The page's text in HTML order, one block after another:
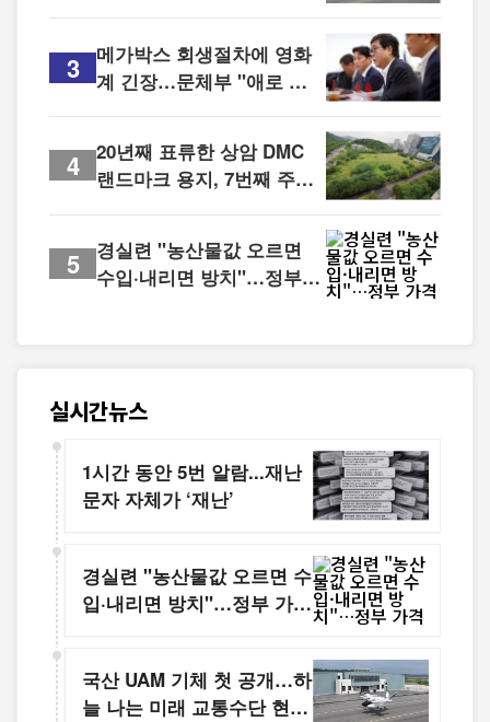
3
메가박스 회생절차에 영화
계 긴장…문체부 "애로 접
4
20년째 표류한 상암 DMC
랜드마크 용지, 7번째 주인
5
경실련 "농산물값 오르면
수입·내리면 방치"…정부
실시간뉴스
1시간 동안 5번 알람...재난
문자 자체가 ‘재난’
경실련 "농산물값 오르면 수
입·내리면 방치"…정부 가격
국산 UAM 기체 첫 공개…하
늘 나는 미래 교통수단 현실